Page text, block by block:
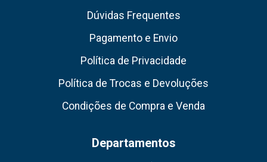
Dúvidas Frequentes
Pagamento e Envio
Política de Privacidade
Política de Trocas e Devoluções
Condições de Compra e Venda
Departamentos